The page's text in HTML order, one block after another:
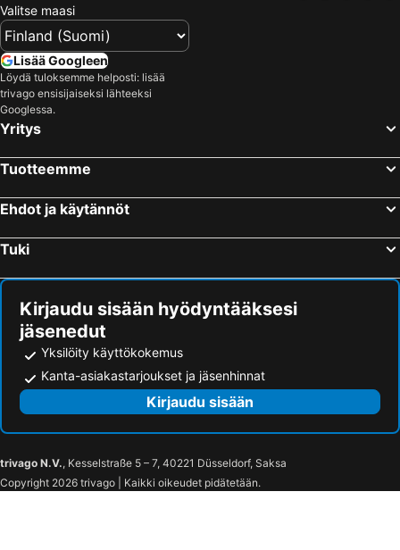
Valitse maasi
Lisää Googleen
Löydä tuloksemme helposti: lisää
trivago ensisijaiseksi lähteeksi
Googlessa.
Yritys
Tuotteemme
Ehdot ja käytännöt
Tuki
Kirjaudu sisään hyödyntääksesi
jäsenedut
Yksilöity käyttökokemus
Kanta-asiakastarjoukset ja jäsenhinnat
Kirjaudu sisään
trivago N.V., Kesselstraße 5 – 7, 40221 Düsseldorf, Saksa
Copyright 2026 trivago | Kaikki oikeudet pidätetään.